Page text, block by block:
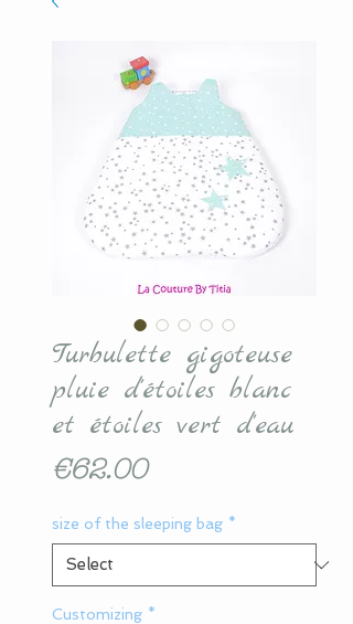
Turbulette gigoteuse
pluie d'étoiles blanc
et étoiles vert d'eau
€62.00Price
size of the sleeping bag *
Customizing *